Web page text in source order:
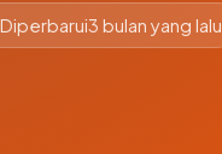
Diperbarui3 bulan yang lalu